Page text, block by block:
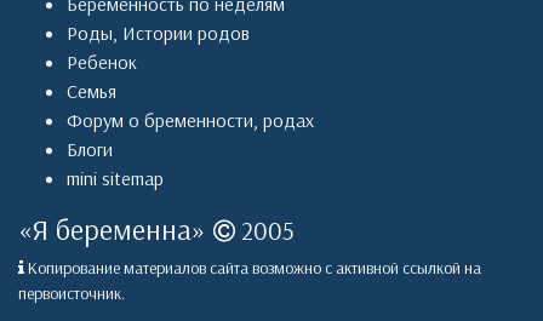
Роды, Истории родов
Ребенок
Семья
Форум о бременности, родах
Блоги
mini sitemap
«Я беременна» 2005
Копирование материалов сайта возможно с активной ссылкой на
первоисточник.